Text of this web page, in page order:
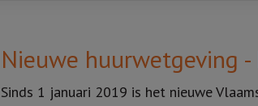
Nieuwe huurwetgeving
Sinds 1 januari 2019 is het nieuwe